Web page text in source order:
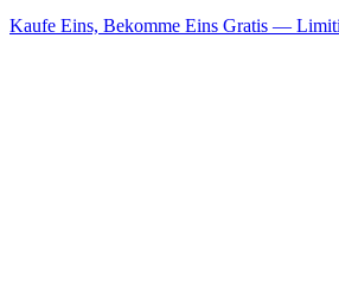
Kaufe Eins, Bekomme Eins Gratis —